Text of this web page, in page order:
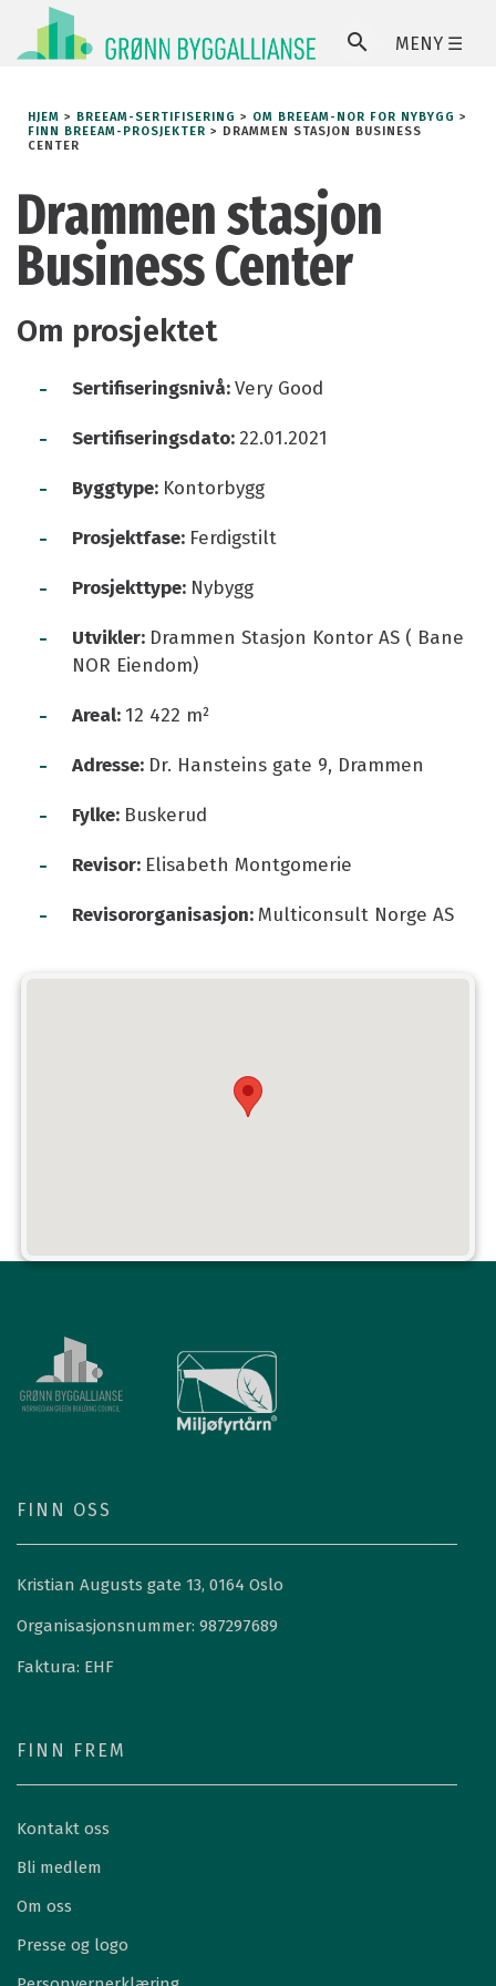
MENY ☰
HJEM > BREEAM-SERTIFISERING > OM BREEAM-NOR FOR NYBYGG >
FINN BREEAM-PROSJEKTER >
DRAMMEN STASJON BUSINESS
CENTER
Drammen stasjon
Business Center
Om prosjektet
- Sertifiseringsnivå:Very Good
- Sertifiseringsdato: 22.01.2021
- Byggtype: Kontorbygg
- Prosjektfase: Ferdigstilt
- Prosjekttype: Nybygg
- Utvikler: Drammen Stasjon Kontor AS ( Bane
NOR Eiendom)
- Areal:12 422 m²
- Adresse: Dr. Hansteins gate 9, Drammen
- Fylke: Buskerud
- Revisor: Elisabeth Montgomerie
- Revisororganisasjon: Multiconsult Norge AS
FINN OSS
Kristian Augusts gate 13, 0164 Oslo
Organisasjonsnummer: 987297689
Faktura: EHF
FINN FREM
Kontakt oss
Bli medlem
Om oss
Presse og logo